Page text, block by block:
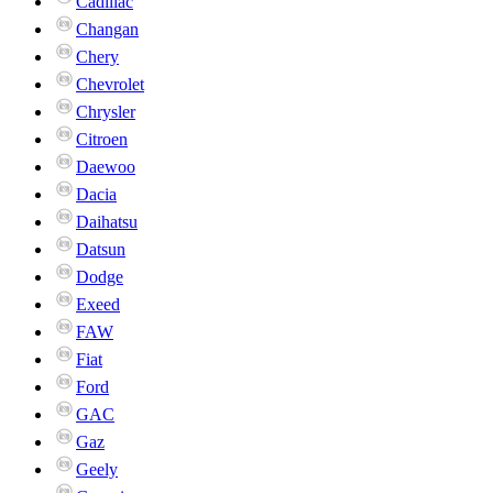
Changan
Chery
Chevrolet
Chrysler
Citroen
Daewoo
Dacia
Daihatsu
Datsun
Dodge
Exeed
FAW
Fiat
Ford
GAC
Gaz
Geely